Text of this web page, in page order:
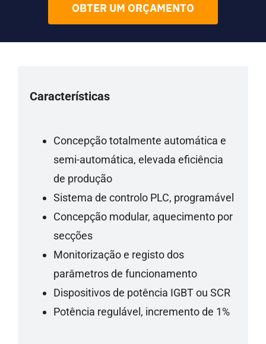
OBTER UM ORÇAMENTO
Características
Concepção totalmente automática e
semi-automática, elevada eficiência
de produção
Sistema de controlo PLC, programável
Concepção modular, aquecimento por
secções
Monitorização e registo dos
parâmetros de funcionamento
Dispositivos de potência IGBT ou SCR
Potência regulável, incremento de 1%